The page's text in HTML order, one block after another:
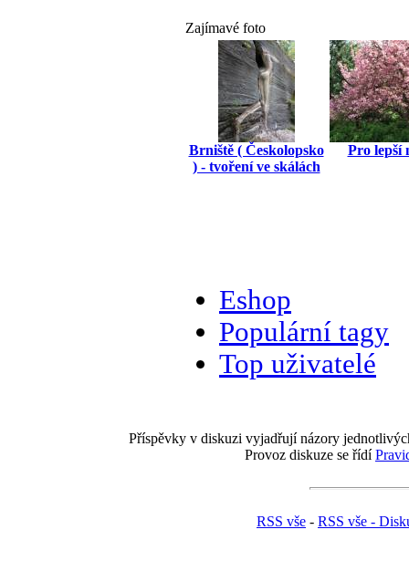
Zajímavé foto
Brniště ( Českolopsko
) - tvoření ve skálách
Pro lepší
Eshop
Populární tagy
Top uživatelé
Příspěvky v diskuzi vyjadřují názory
Provoz diskuze se řídí
RSS vše - RSS vše -